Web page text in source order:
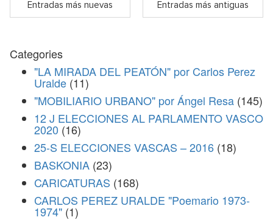
Entradas más nuevas Entradas más antiguas
Categories
"LA MIRADA DEL PEATÓN" por Carlos Perez
Uralde (11)
"MOBILIARIO URBANO" por Ángel Resa (145)
12 J ELECCIONES AL PARLAMENTO VASCO
2020 (16)
25-S ELECCIONES VASCAS – 2016 (18)
BASKONIA (23)
CARICATURAS (168)
CARLOS PEREZ URALDE "Poemario 1973-
1974" (1)